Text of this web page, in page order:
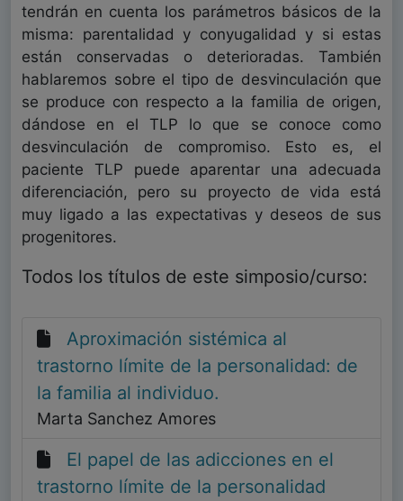
tendrán en cuenta los parámetros básicos de la
misma: parentalidad y conyugalidad y si estas
están conservadas o deterioradas. También
hablaremos sobre el tipo de desvinculación que
se produce con respecto a la familia de origen,
dándose en el TLP lo que se conoce como
desvinculación de compromiso. Esto es, el
paciente TLP puede aparentar una adecuada
diferenciación, pero su proyecto de vida está
muy ligado a las expectativas y deseos de sus
progenitores.
Todos los títulos de este simposio/curso:
Aproximación sistémica al
trastorno límite de la personalidad: de
la familia al individuo.
Marta Sanchez Amores
El papel de las adicciones en el
trastorno límite de la personalidad